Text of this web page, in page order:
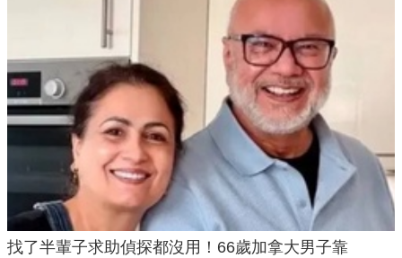
找了半輩子求助偵探都沒用！66歲加拿大男子靠